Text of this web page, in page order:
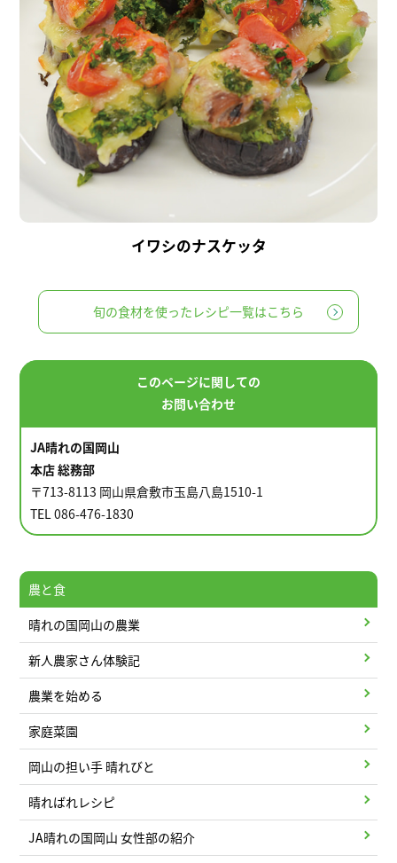
イワシのナスケッタ
旬の食材を使ったレシピ一覧はこちら
このページに関しての
お問い合わせ
JA晴れの国岡山
本店 総務部
〒713-8113 岡山県倉敷市玉島八島1510-1
TEL 086-476-1830
農と食
晴れの国岡山の農業
新人農家さん体験記
農業を始める
家庭菜園
岡山の担い手 晴れびと
晴ればれレシピ
JA晴れの国岡山 女性部の紹介